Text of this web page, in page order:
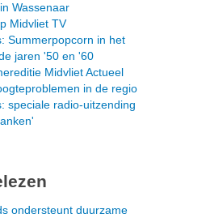
Wassenaar
Midvliet TV
Summerpopcorn in het
jaren '50 en '60
Midvliet Actueel
in de regio
speciale radio-uitzending
ondersteunt duurzame